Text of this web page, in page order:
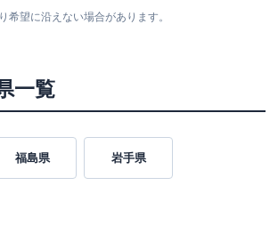
希望に沿えない場合があります。
一覧
福島県 岩手県